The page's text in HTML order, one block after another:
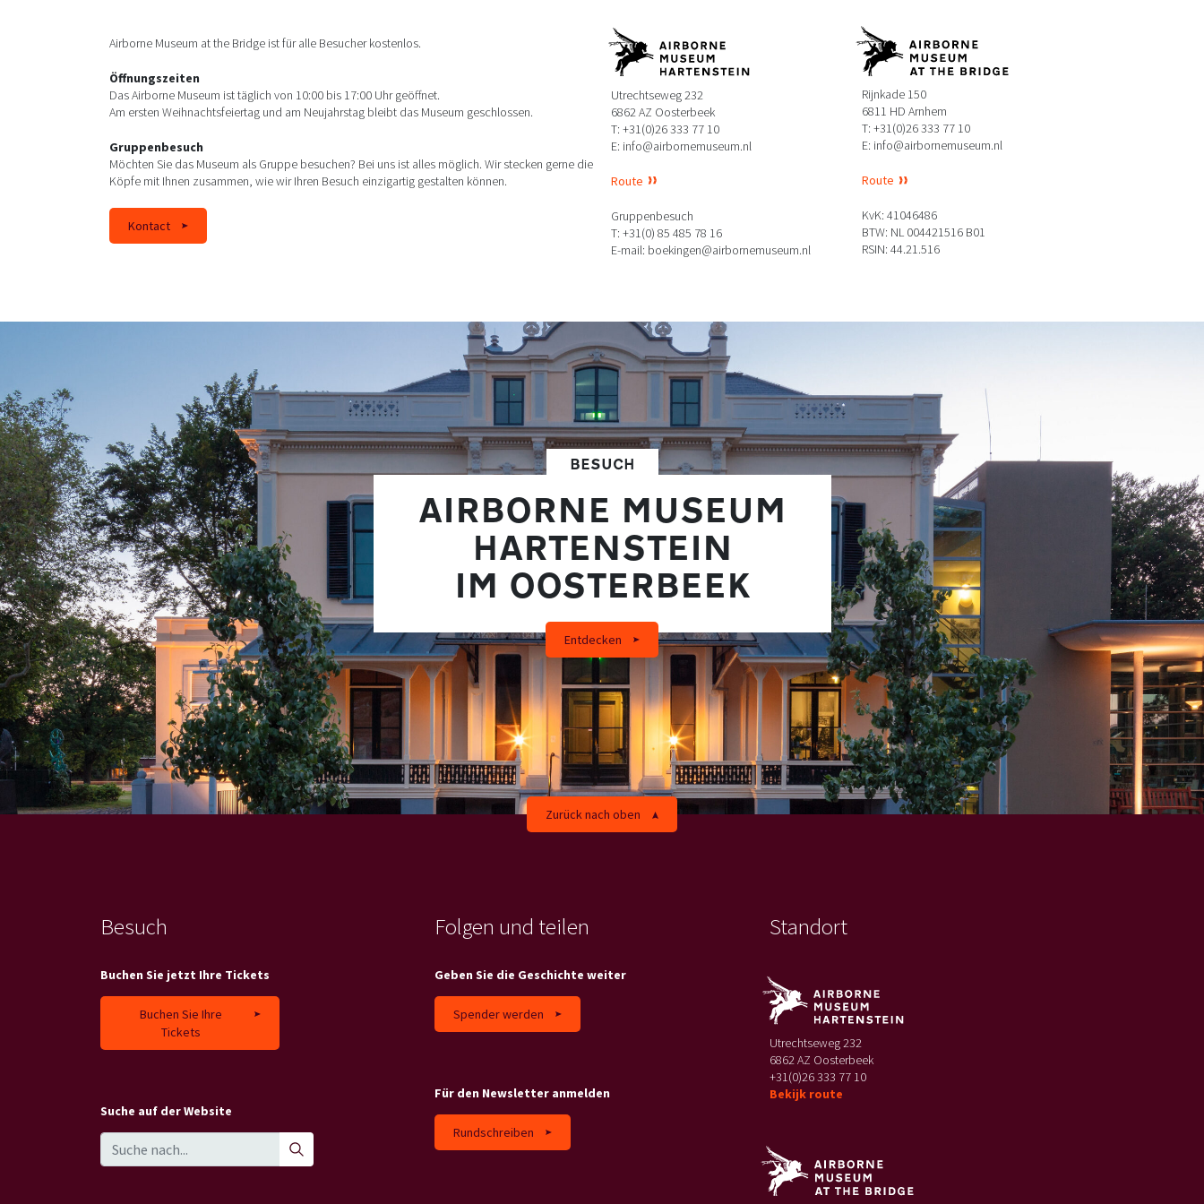
Airborne Museum at the Bridge ist für alle Besucher kostenlos.
Öffnungszeiten
Das Airborne Museum ist täglich von 10:00 bis 17:00 Uhr geöffnet.
Am ersten Weihnachtsfeiertag und am Neujahrstag bleibt das Museum geschlossen.
Gruppenbesuch
Möchten Sie das Museum als Gruppe besuchen? Bei uns ist alles möglich. Wir stecken gerne die
Köpfe mit Ihnen zusammen, wie wir Ihren Besuch einzigartig gestalten können.
Kontact
Utrechtseweg 232
6862 AZ Oosterbeek
T: +31(0)26 333 77 10
E: info@airbornemuseum.nl
Route
Gruppenbesuch
T: +31(0) 85 485 78 16
E-mail: boekingen@airbornemuseum.nl
Rijnkade 150
6811 HD Arnhem
T: +31(0)26 333 77 10
E: info@airbornemuseum.nl
Route
KvK: 41046486
BTW: NL 004421516 B01
RSIN: 44.21.516
BESUCH
AIRBORNE MUSEUM
HARTENSTEIN
IM OOSTERBEEK
Entdecken
Zurück nach oben
Besuch
Buchen Sie jetzt Ihre Tickets
Buchen Sie Ihre
Tickets
Suche auf der Website
Folgen und teilen
Geben Sie die Geschichte weiter
Spender werden
Für den Newsletter anmelden
Rundschreiben
Standort
Utrechtseweg 232
6862 AZ Oosterbeek
+31(0)26 333 77 10
Bekijk route